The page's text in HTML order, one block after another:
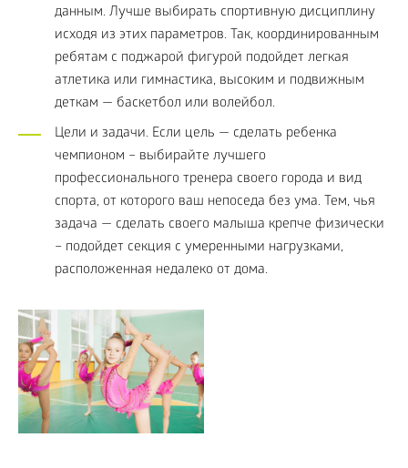
данным. Лучше выбирать спортивную дисциплину
исходя из этих параметров. Так, координированным
ребятам с поджарой фигурой подойдет легкая
атлетика или гимнастика, высоким и подвижным
деткам — баскетбол или волейбол.
Цели и задачи. Если цель — сделать ребенка
чемпионом – выбирайте лучшего
профессионального тренера своего города и вид
спорта, от которого ваш непоседа без ума. Тем, чья
задача — сделать своего малыша крепче физически
– подойдет секция с умеренными нагрузками,
расположенная недалеко от дома.